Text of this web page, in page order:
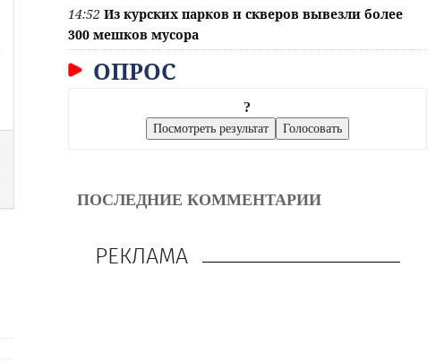
14:52 Из курских парков и скверов вывезли более
300 мешков мусора
ОПРОС
?
ПОСЛЕДНИЕ КОММЕНТАРИИ
РЕКЛАМА